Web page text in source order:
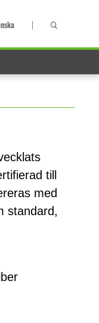
till
med
standard,